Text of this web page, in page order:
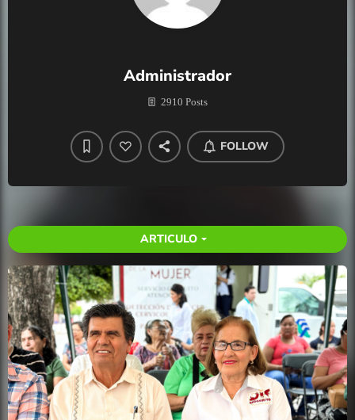
Administrador
2910 Posts
FOLLOW
ARTICULO arrow_drop_down